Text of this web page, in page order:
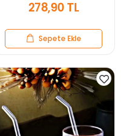
278,90 TL
Sepete Ekle